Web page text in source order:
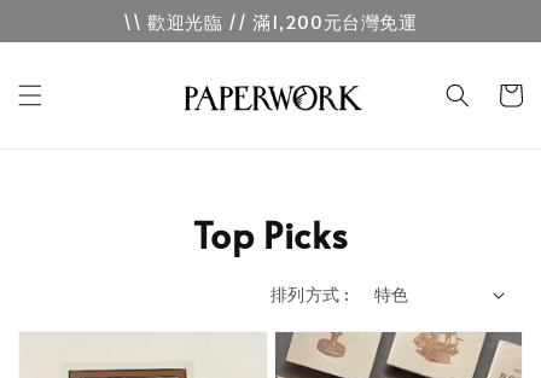
\\ 歡迎光臨 // 滿1,200元台灣免運
Top Picks
排列方式 :